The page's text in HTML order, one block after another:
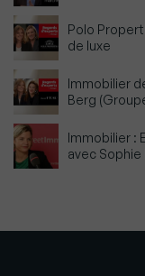
Polo
de luxe
Immobilier
Berg
Immobilier :
avec Sophie